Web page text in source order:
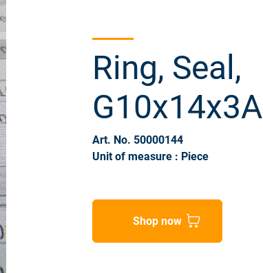
Ring, Seal,
G10x14x3A
Art. No. 50000144
Unit of measure : Piece
Shop now